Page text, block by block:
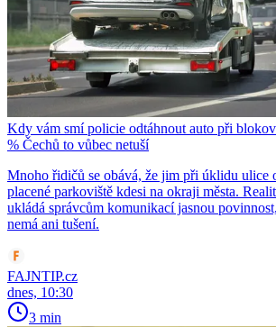
Kdy vám smí policie odtáhnout auto při
% Čechů to vůbec netuší
Mnoho řidičů se obává, že jim při úklidu ulice
placené parkoviště kdesi na okraji města.
ukládá správcům komunikací jasnou
nemá ani tušení.
FAJNTIP.cz
dnes, 10:30
3 min